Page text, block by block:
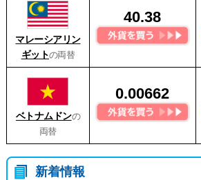
マレーシアリン
ギットの両替
40.38
ベトナムドンの
両替
0.00662
新着情報